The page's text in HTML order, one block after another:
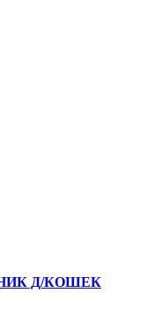
Д/КОШЕК